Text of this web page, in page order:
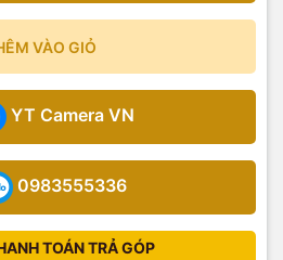
VÀO GIỎ
YT Camera VN
0983555336
TOÁN TRẢ GÓP